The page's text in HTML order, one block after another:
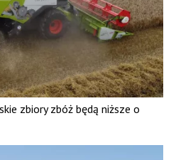
zbiory zbóż będą niższe o